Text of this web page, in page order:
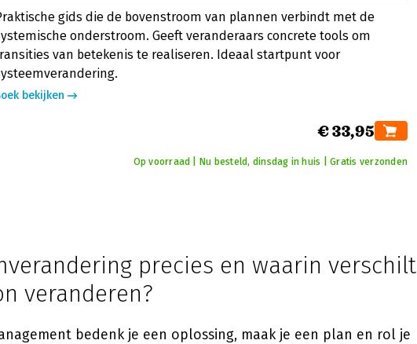
gids die de bovenstroom van plannen verbindt met de
onderstroom. Geeft veranderaars concrete tools om
van betekenis te realiseren. Ideaal startpunt voor
bekijken
€ 33,95
Op voorraad | Nu besteld, dinsdag in huis | Gratis verzonden
precies en waarin verschilt
veranderen?
bedenk je een oplossing, maak je een plan en rol je